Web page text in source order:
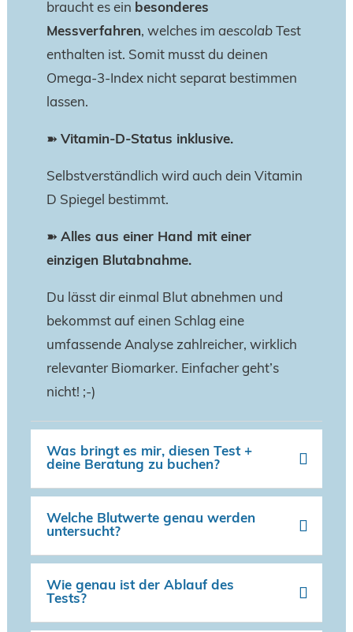
braucht es ein besonderes
Messverfahren, welches im aescolabTest
enthalten ist. Somit musst du deinen
Omega-3-Index nicht separat bestimmen
lassen.
➽ Vitamin-D-Status inklusive.
Selbstverständlich wird auch dein Vitamin
D Spiegel bestimmt.
➽ Alles aus einer Hand mit einer
einzigen Blutabnahme.
Du lässt dir einmal Blut abnehmen und
bekommst auf einen Schlag eine
umfassende Analyse zahlreicher, wirklich
relevanter Biomarker. Einfacher geht’s
nicht! ;-)
Was bringt es mir, diesen Test +
deine Beratung zu buchen?
Welche Blutwerte genau werden
untersucht?
Wie genau ist der Ablauf des
Tests?